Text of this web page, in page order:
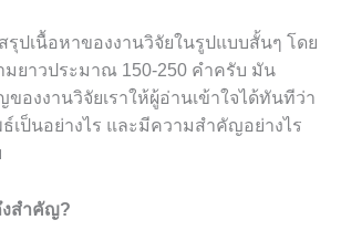
รุปเนื้อหาของงานวิจัยในรูปแบบสั้นๆ โดย
มยาวประมาณ 150-250 คำครับ มัน
องงานวิจัยเราให้ผู้อ่านเข้าใจได้ทันทีว่า
ธ์เป็นอย่างไร และมีความสำคัญอย่างไร
งสำคัญ?